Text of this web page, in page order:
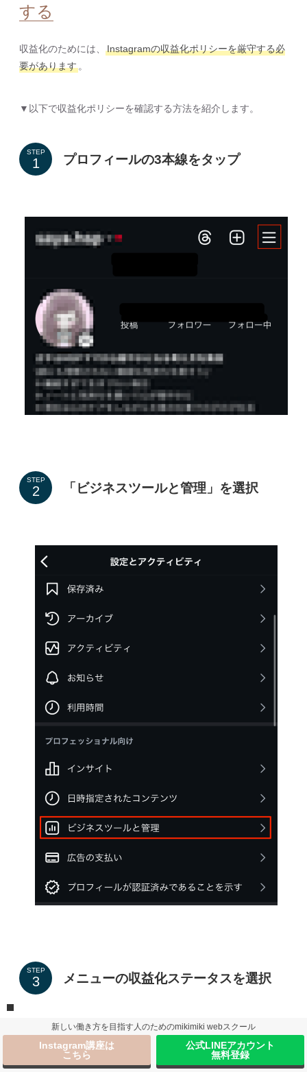
する
収益化のためには、
Instagramの収益化ポリシーを厳守する必
要があります。
▼以下で収益化ポリシーを確認する方法を紹介します。
STEP プロフィールの3本線をタップ
STEP 「ビジネスツールと管理」を選択
STEP メニューの収益化ステータスを選択
新しい働き方を目指す人のためのmikimiki webスクール
Instagram講座は
こちら
公式LINEアカウント
無料登録